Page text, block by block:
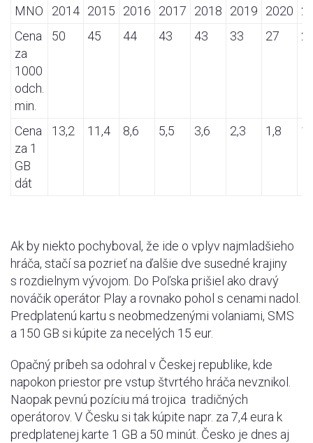
MNO 2014 2015 2016 2017 2018 2019 2020
Cena
za
1000
odch.
min.
50 45 44 43 43 33 27
Cena
za 1
GB
dát
13,2 11,4 8,6 5,5 3,6 2,3 1,8
Ak by niekto pochyboval, že ide o vplyv najmladšieho
hráča, stačí sa pozrieť na ďalšie dve susedné krajiny
s rozdielnym vývojom. Do Poľska prišiel ako dravý
nováčik operátor Play a rovnako pohol s cenami nadol.
Predplatenú kartu s neobmedzenými volaniami, SMS
a 150 GB si kúpite za necelých 15 eur.
Opačný príbeh sa odohral v Českej republike, kde
napokon priestor pre vstup štvrtého hráča nevznikol.
Naopak pevnú pozíciu má trojica tradičných
operátorov. V Česku si tak kúpite napr. za 7,4 eura k
predplatenej karte 1 GB a 50 minút. Česko je dnes aj